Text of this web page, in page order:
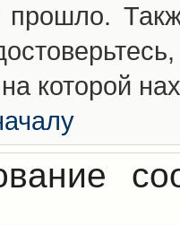
которой